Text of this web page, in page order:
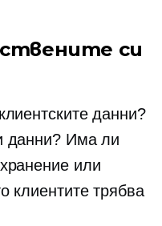
си
данни?
данни? Има ли
или
клиентите трябва